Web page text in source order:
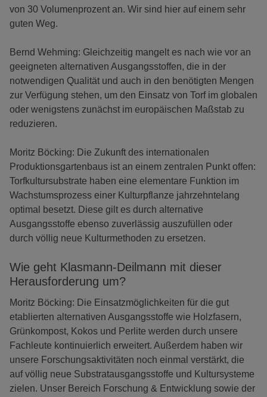
von 30 Volumenprozent an. Wir sind hier auf einem sehr
guten Weg.
Bernd Wehming: Gleichzeitig mangelt es nach wie vor an
geeigneten alternativen Ausgangsstoffen, die in der
notwendigen Qualität und auch in den benötigten Mengen
zur Verfügung stehen, um den Einsatz von Torf im globalen
oder wenigstens zunächst im europäischen Maßstab zu
reduzieren.
Moritz Böcking: Die Zukunft des internationalen
Produktionsgartenbaus ist an einem zentralen Punkt offen:
Torfkultursubstrate haben eine elementare Funktion im
Wachstumsprozess einer Kulturpflanze jahrzehntelang
optimal besetzt. Diese gilt es durch alternative
Ausgangsstoffe ebenso zuverlässig auszufüllen oder
durch völlig neue Kulturmethoden zu ersetzen.
Wie geht Klasmann-Deilmann mit dieser
Herausforderung um?
Moritz Böcking: Die Einsatzmöglichkeiten für die gut
etablierten alternativen Ausgangsstoffe wie Holzfasern,
Grünkompost, Kokos und Perlite werden durch unsere
Fachleute kontinuierlich erweitert. Außerdem haben wir
unsere Forschungsaktivitäten noch einmal verstärkt, die
auf völlig neue Substratausgangsstoffe und Kultursysteme
zielen. Unser Bereich Forschung & Entwicklung sowie der